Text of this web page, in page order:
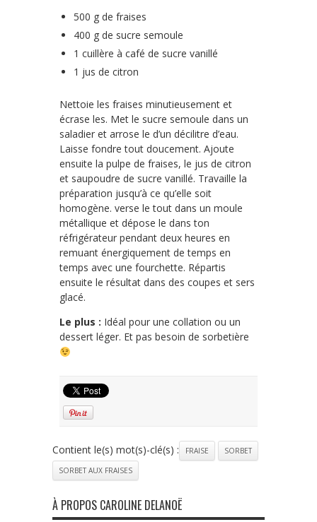
500 g de fraises
400 g de sucre semoule
1 cuillère à café de sucre vanillé
1 jus de citron
Nettoie les fraises minutieusement et
écrase les. Met le sucre semoule dans un
saladier et arrose le d’un décilitre d’eau.
Laisse fondre tout doucement. Ajoute
ensuite la pulpe de fraises, le jus de citron
et saupoudre de sucre vanillé. Travaille la
préparation jusqu’à ce qu’elle soit
homogène. verse le tout dans un moule
métallique et dépose le dans ton
réfrigérateur pendant deux heures en
remuant énergiquement de temps en
temps avec une fourchette. Répartis
ensuite le résultat dans des coupes et sers
glacé.
Le plus : Idéal pour une collation ou un
dessert léger. Et pas besoin de sorbetière
Contient le(s) mot(s)-clé(s) : FRAISE
SORBET
SORBET AUX FRAISES
À PROPOS CAROLINE DELANOË